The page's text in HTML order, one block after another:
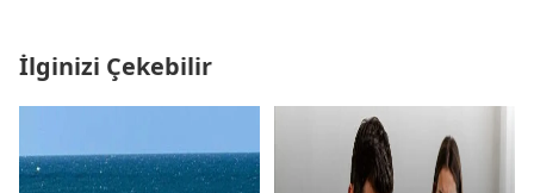
İlginizi Çekebilir